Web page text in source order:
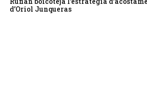
d’Oriol Junqueras